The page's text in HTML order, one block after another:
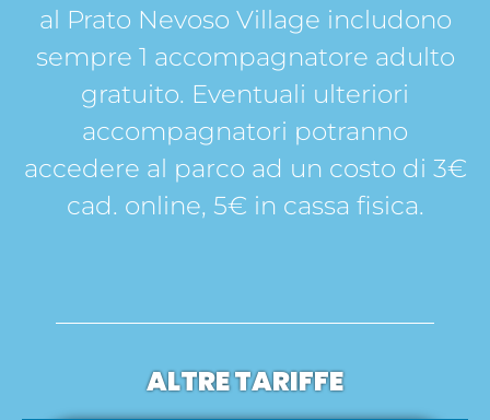
al Prato Nevoso Village includono
sempre 1 accompagnatore adulto
gratuito. Eventuali ulteriori
accompagnatori potranno
accedere al parco ad un costo di 3€
cad. online, 5€ in cassa fisica.
ALTRE TARIFFE